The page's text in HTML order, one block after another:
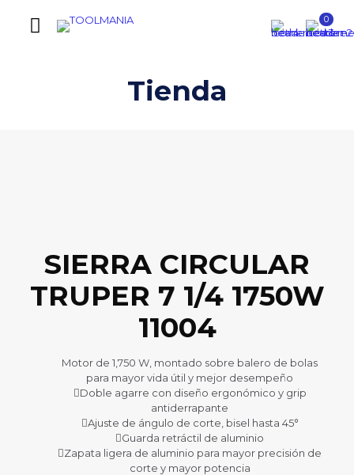
0
Tienda
SIERRA CIRCULAR
TRUPER 7 1/4 1750W
11004
Motor de 1,750 W, montado sobre balero de bolas
para mayor vida útil y mejor desempeño
Doble agarre con diseño ergonómico y grip
antiderrapante
Ajuste de ángulo de corte, bisel hasta 45°
Guarda retráctil de aluminio
Zapata ligera de aluminio para mayor precisión de
corte y mayor potencia